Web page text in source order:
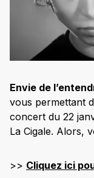
Envie de
vous permettant
concert du 22
La Cigale. Alors,
>> Cliquez ici